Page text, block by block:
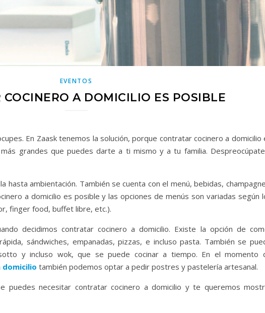
EVENTOS
COCINERO A DOMICILIO ES POSIBLE
En Zaask tenemos la solución, porque contratar cocinero a domicilio
grandes que puedes darte a ti mismo y a tu familia.
hasta ambientación. También se cuenta con el menú, bebidas,
a domicilio es posible y las opciones de menús son variadas según
finger food, buffet libre, etc.).
decidimos contratar cocinero a domicilio. Existe la opción de
sándwiches, empanadas, pizzas, e incluso pasta. También se
y incluso wok, que se puede cocinar a tiempo. En el momento
también podemos optar a pedir postres y pastelería artesanal.
puedes necesitar contratar cocinero a domicilio y te queremos